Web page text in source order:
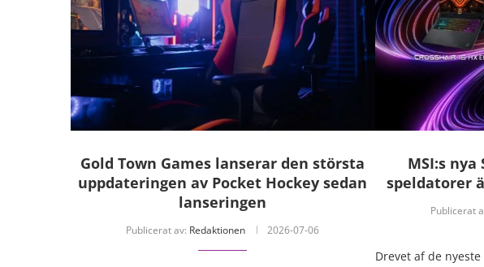
Gold Town Games lanserar den största
uppdateringen av Pocket Hockey sedan
lanseringen
Publicerat av: Redaktionen 2026-07-06
MSI:s
speldatorer
Publicerat
Drevet af de